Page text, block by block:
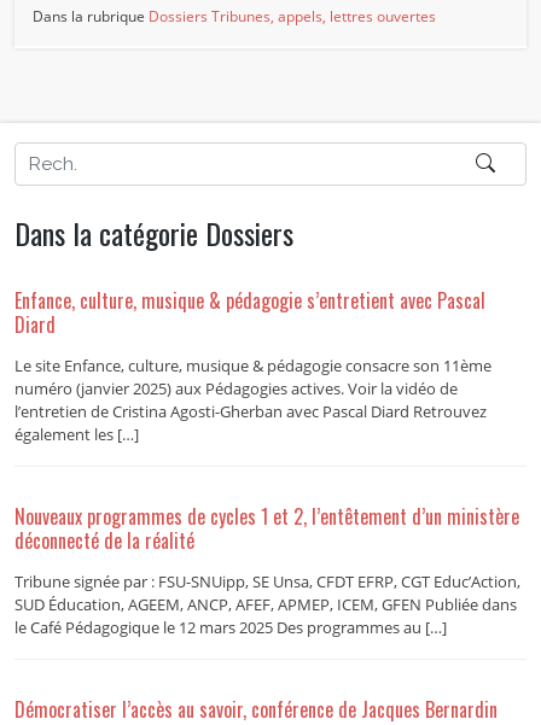
Dans la rubrique Dossiers Tribunes, appels, lettres ouvertes
Dans la catégorie Dossiers
Enfance, culture, musique & pédagogie s’entretient avec Pascal
Diard
Le site Enfance, culture, musique & pédagogie consacre son 11ème
numéro (janvier 2025) aux Pédagogies actives. Voir la vidéo de
l’entretien de Cristina Agosti-Gherban avec Pascal Diard Retrouvez
également les […]
Nouveaux programmes de cycles 1 et 2, l’entêtement d’un ministère
déconnecté de la réalité
Tribune signée par : FSU-SNUipp, SE Unsa, CFDT EFRP, CGT Educ’Action,
SUD Éducation, AGEEM, ANCP, AFEF, APMEP, ICEM, GFEN Publiée dans
le Café Pédagogique le 12 mars 2025 Des programmes au […]
Démocratiser l’accès au savoir, conférence de Jacques Bernardin